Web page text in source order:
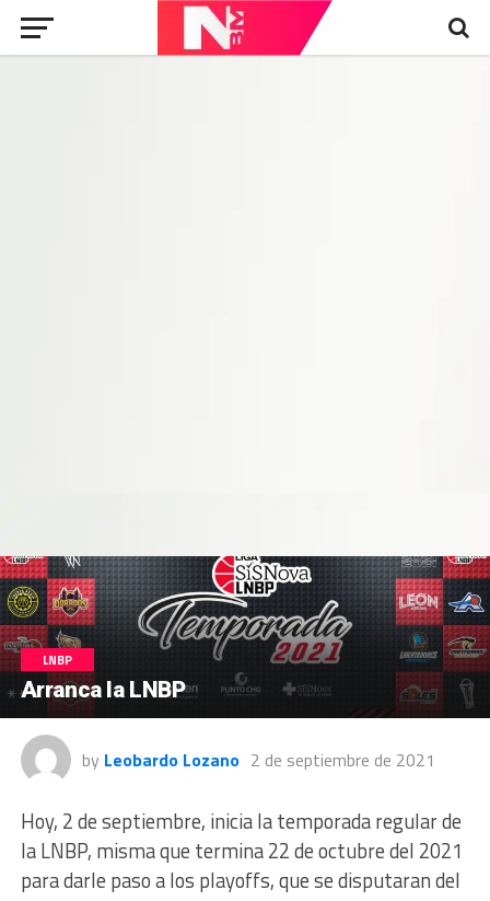
LNBP
Arranca la LNBP
by Leobardo Lozano 2 de septiembre de 2021
Hoy, 2 de septiembre, inicia la temporada regular de
la LNBP, misma que termina 22 de octubre del 2021
para darle paso a los playoffs, que se disputaran del